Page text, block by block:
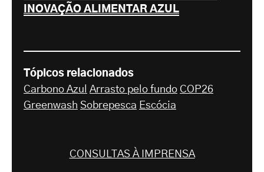
INOVAÇÃO ALIMENTAR AZUL
Tópicos relacionados
Carbono Azul Arrasto pelo fundo COP26
Greenwash Sobrepesca Escócia
CONSULTAS À IMPRENSA